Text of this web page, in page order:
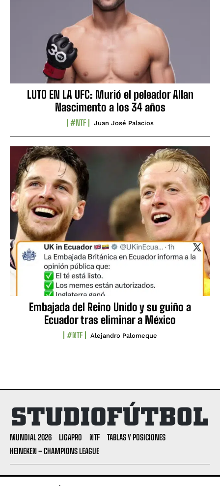
LUTO EN LA UFC: Murió el peleador Allan
Nascimento a los 34 años
#NTF Juan José Palacios
Embajada del Reino Unido y su guiño a
Ecuador tras eliminar a México
#NTF Alejandro Palomeque
MUNDIAL 2026 LIGAPRO NTF
TABLAS Y POSICIONES
HEINEKEN – CHAMPIONS LEAGUE